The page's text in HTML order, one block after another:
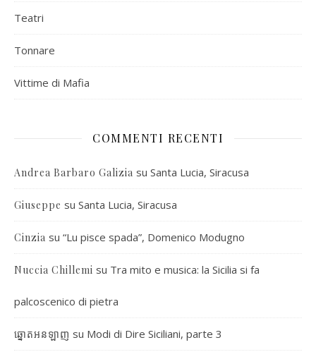
Teatri
Tonnare
Vittime di Mafia
COMMENTI RECENTI
Andrea Barbaro Galizia su Santa Lucia, Siracusa
Giuseppe su Santa Lucia, Siracusa
Cinzia su “Lu pisce spada”, Domenico Modugno
Nuccia Chillemi su Tra mito e musica: la Sicilia si fa
palcoscenico di pietra
ឆ្នោតអនឡាញ su Modi di Dire Siciliani, parte 3